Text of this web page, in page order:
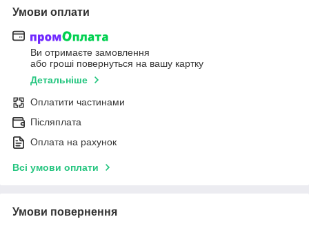
Умови оплати
Ви отримаєте замовлення
або гроші повернуться на вашу картку
Детальніше
Оплатити частинами
Післяплата
Оплата на рахунок
Всі умови оплати
Умови повернення